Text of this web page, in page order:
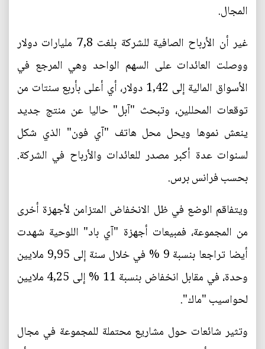
المجال.
غير أن الأرباح الصافية للشركة بلغت 7,8 مليارات دولار
ووصلت العائدات على السهم الواحد وهي المرجع في
الأسواق المالية إلى 1,42 دولار، أي أعلى بأربع سنتات من
توقعات المحللين، وتبحث "آبل" حاليا عن منتج جديد
ينعش نموها ويحل محل هاتف "آي فون" الذي شكل
لسنوات عدة أكبر مصدر للعائدات والأرباح في الشركة.
بحسب فرانس برس.
ويتفاقم الوضع في ظل الانخفاض المتزامن لأجهزة أخرى
من المجموعة، فمبيعات أجهزة "آي باد" اللوحية شهدت
أيضا تراجعا بنسبة 9 % في خلال سنة إلى 9,95 ملايين
وحدة، في مقابل انخفاض بنسبة 11 % إلى 4,25 ملايين
لحواسيب "ماك".
وتثير شائعات حول مشاريع محتملة للمجموعة في مجال